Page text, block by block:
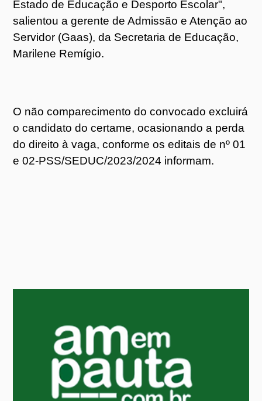
Estado de Educação e Desporto Escolar",
salientou a gerente de Admissão e Atenção ao
Servidor (Gaas), da Secretaria de Educação,
Marilene Remígio.
O não comparecimento do convocado excluirá
o candidato do certame, ocasionando a perda
do direito à vaga, conforme os editais de nº 01
e 02-PSS/SEDUC/2023/2024 informam.